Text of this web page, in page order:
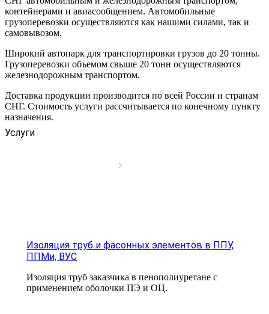
контейнерами и авиасообщением. Автомобильные
грузоперевозки осуществляются как нашими силами, так и
самовывозом.
Широкий автопарк для транспортировки грузов до 20 тонны.
Грузоперевозки объемом свыше 20 тонн осуществляются
железнодорожным транспортом.
Доставка продукции производится по всей России и странам
СНГ. Стоимость услуги рассчитывается по конечному пункту
назначения.
Услуги
Изоляция труб и фасонных элементов в ППУ,
ППМи, ВУС
Изоляция труб заказчика в пенополиуретане с
применением оболочки ПЭ и ОЦ.